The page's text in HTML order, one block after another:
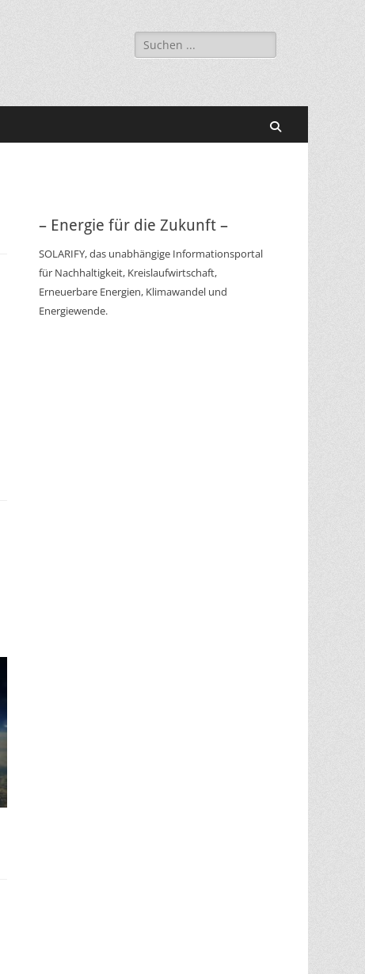
Suchen
nach:
– Energie für die Zukunft –
SOLARIFY, das unabhängige Informationsportal
für Nachhaltigkeit, Kreislaufwirtschaft,
Erneuerbare Energien, Klimawandel und
Energiewende.